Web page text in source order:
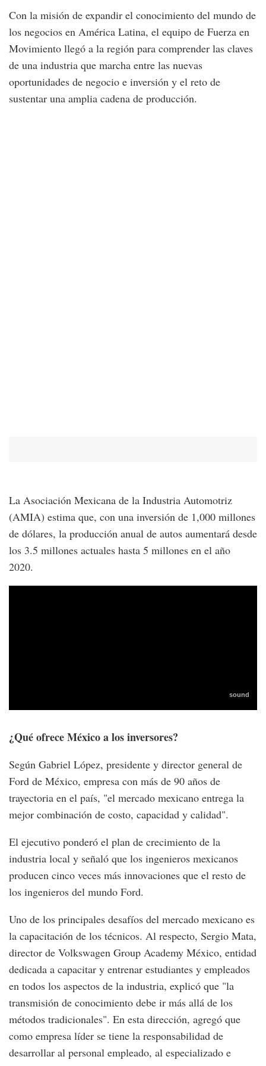
Con la misión de expandir el conocimiento del mundo de
los negocios en América Latina, el equipo de Fuerza en
Movimiento llegó a la región para comprender las claves
de una industria que marcha entre las nuevas
oportunidades de negocio e inversión y el reto de
sustentar una amplia cadena de producción.
La Asociación Mexicana de la Industria Automotriz
(AMIA) estima que, con una inversión de 1,000 millones
de dólares, la producción anual de autos aumentará desde
los 3.5 millones actuales hasta 5 millones en el año
2020.
¿Qué ofrece México a los inversores?
Según Gabriel López, presidente y director general de
Ford de México, empresa con más de 90 años de
trayectoria en el país, "el mercado mexicano entrega la
mejor combinación de costo, capacidad y calidad".
El ejecutivo ponderó el plan de crecimiento de la
industria local y señaló que los ingenieros mexicanos
producen cinco veces más innovaciones que el resto de
los ingenieros del mundo Ford.
Uno de los principales desafíos del mercado mexicano es
la capacitación de los técnicos. Al respecto, Sergio Mata,
director de Volkswagen Group Academy México, entidad
dedicada a capacitar y entrenar estudiantes y empleados
en todos los aspectos de la industria, explicó que "la
transmisión de conocimiento debe ir más allá de los
métodos tradicionales". En esta dirección, agregó que
como empresa líder se tiene la responsabilidad de
desarrollar al personal empleado, al especializado e